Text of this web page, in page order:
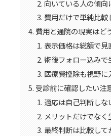
向いている人の傾向
費用だけで単純比較
費用と通院の現実はど
表示価格は総額で見
術後フォロー込みで
医療費控除も視野に
受診前に確認したい注
適応は自己判断しな
メリットだけでなく
最終判断は比較して